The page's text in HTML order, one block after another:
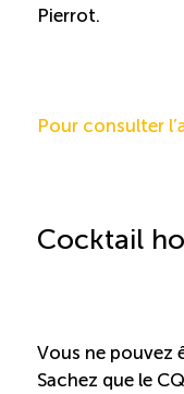
Destination IA
Programme de
Pierrot.
Pour consulter
Cocktail
Vous ne pouvez
Sachez que le